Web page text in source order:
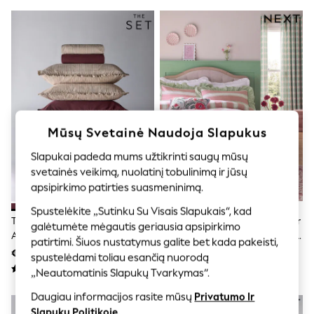
Nike
All Girls Schoolwear
Shoes
Dresses
Trousers
Skirts
Polo Shirts
Sweatshirts
Cardigans
Coats & Jackets
Underwear
Socks & Tights
Multipacks
All Girls Sports & Swimwear
Trainers & Pumps
Swimwear
Tops
Shorts
Joggers
The Set 8 Piece Frill Duvet Cover
And Pillowcase Set With Fitted
Sheets
€73 - €139
Šukuotos Medvilnės Antklodės Ir
Pagalvės Užvalkalų Komplektas
Su Klostėmis
€51 - €85
Mūsų Svetainė Naudoja Slapukus
Slapukai padeda mums užtikrinti saugų mūsų
svetainės veikimą, nuolatinį tobulinimą ir jūsų
apsipirkimo patirties suasmeninimą.
Spustelėkite „Sutinku Su Visais Slapukais“, kad
galėtumėte mėgautis geriausia apsipirkimo
patirtimi. Šiuos nustatymus galite bet kada pakeisti,
spustelėdami toliau esančią nuorodą
„Neautomatinis Slapukų Tvarkymas“.
Daugiau informacijos rasite mūsų Privatumo Ir